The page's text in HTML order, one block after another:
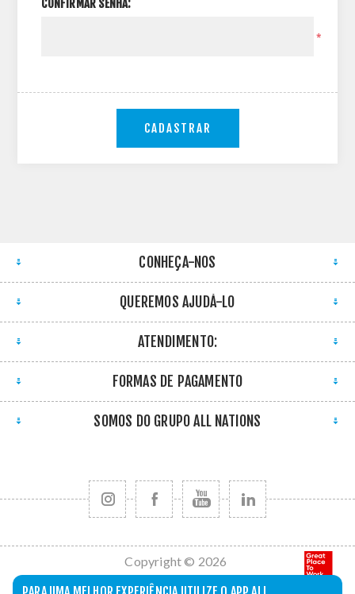
CONFIRMAR SENHA:
*
CADASTRAR
CONHEÇA-NOS
QUEREMOS AJUDÁ-LO
ATENDIMENTO:
FORMAS DE PAGAMENTO
SOMOS DO GRUPO ALL NATIONS
Copyright © 2026
All Nations. Todos